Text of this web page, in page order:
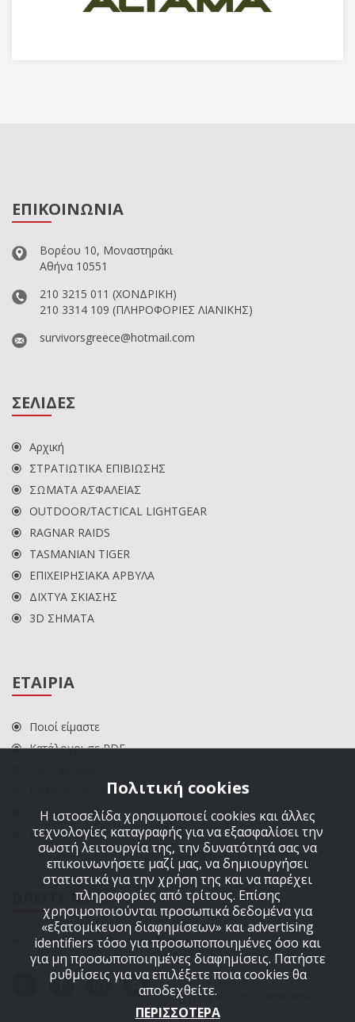
ΕΠΙΚΟΙΝΩΝΙΑ
Βορέου 10, Μοναστηράκι
Αθήνα 10551
210 3215 011 (ΧΟΝΔΡΙΚΗ)
210 3314 109 (ΠΛΗΡΟΦΟΡΙΕΣ ΛΙΑΝΙΚΗΣ)
survivorsgreece@hotmail.com
ΣΕΛΙΔΕΣ
Αρχική
ΣΤΡΑΤΙΩΤΙΚΑ ΕΠΙΒΙΩΣΗΣ
ΣΩΜΑΤΑ ΑΣΦΑΛΕΙΑΣ
OUTDOOR/TACTICAL LIGHTGEAR
RAGNAR RAIDS
TASMANIAN TIGER
ΕΠΙΧΕΙΡΗΣΙΑΚΑ ΑΡΒΥΛΑ
ΔΙΧΤΥΑ ΣΚΙΑΣΗΣ
3D ΣΗΜΑΤΑ
ΕΤΑΙΡΙΑ
Ποιοί είμαστε
Κατάλογοι σε PDF
Πολιτική επιστροφών
Πολιτική cookies
ΕΠΙΚΟΙΝΩΝΙΑ
ΒΡΕΙΤΕ ΜΑΣ
Ακολουθήστε μας στα μέσα κοινωνικής δικτύωσης
Εγγραφείτε στο Newsletter
Πολιτική cookies
Η ιστοσελίδα χρησιμοποιεί cookies και άλλες
τεχνολογίες καταγραφής για να εξασφαλίσει την
σωστή λειτουργία της, την δυνατότητά σας να
επικοινωνήσετε μαζί μας, να δημιουργήσει
στατιστικά για την χρήση της και να παρέχει
πληροφορίες από τρίτους. Επίσης
χρησιμοποιούνται προσωπικά δεδομένα για
«εξατομίκευση διαφημίσεων» και advertising
identifiers τόσο για προσωποποιημένες όσο και
για μη προσωποποιημένες διαφημίσεις. Πατήστε
ρυθμίσεις για να επιλέξετε ποια cookies θα
αποδεχθείτε.
ΠΕΡΙΣΣΟΤΕΡΑ